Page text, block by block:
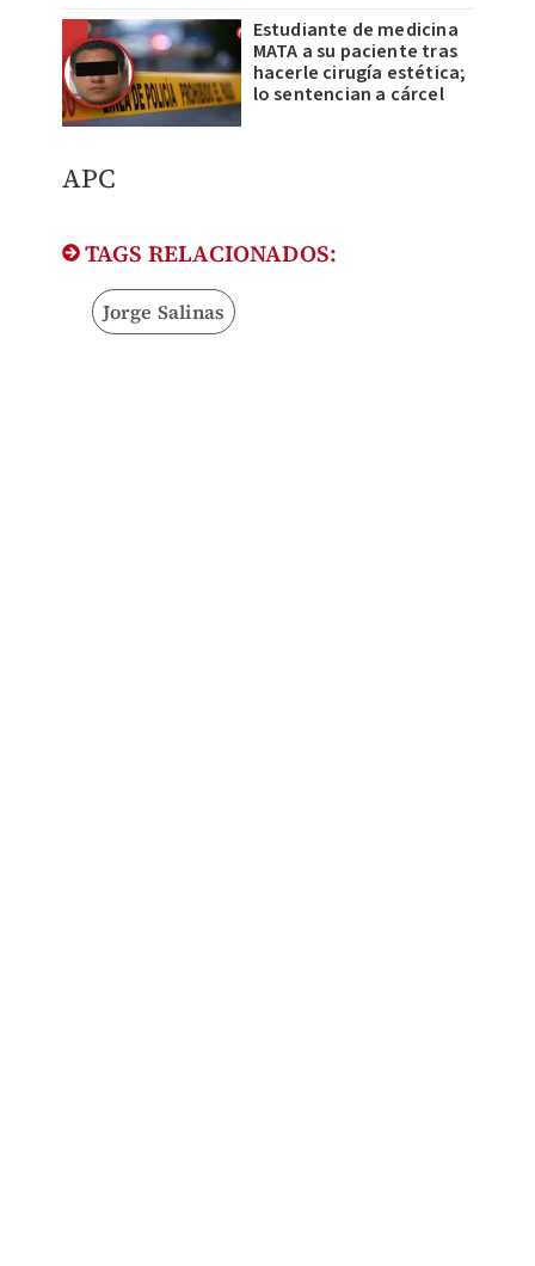
Estudiante de medicina
MATA a su paciente tras
hacerle cirugía estética;
lo sentencian a cárcel
APC
TAGS RELACIONADOS:
Jorge Salinas